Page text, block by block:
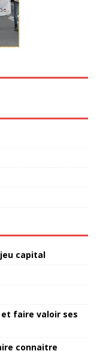
capital
faire valoir ses
connaitre